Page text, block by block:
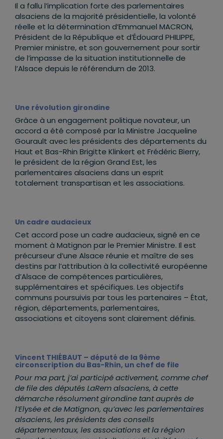
Il a fallu l’implication forte des parlementaires
alsaciens de la majorité présidentielle, la volonté
réelle et la détermination d’Emmanuel MACRON,
Président de la République et d’Édouard PHILIPPE,
Premier ministre, et son gouvernement pour sortir
de l’impasse de la situation institutionnelle de
l’Alsace depuis le référendum de 2013.
Une révolution girondine
Grâce à un engagement politique novateur, un
accord a été composé par la Ministre Jacqueline
Gourault avec les présidents des départements du
Haut et Bas-Rhin Brigitte Klinkert et Frédéric Bierry,
le président de la région Grand Est, les
parlementaires alsaciens dans un esprit
totalement transpartisan et les associations.
Un cadre audacieux
Cet accord pose un cadre audacieux, signé en ce
moment à Matignon par le Premier Ministre. Il est
précurseur d’une Alsace réunie et maître de ses
destins par l’attribution à la collectivité européenne
d’Alsace de compétences particulières,
supplémentaires et spécifiques. Les objectifs
communs poursuivis par tous les partenaires – État,
région, départements, parlementaires,
associations et citoyens sont clairement définis.
Vincent THIÉBAUT – député de la 9ème
circonscription du Bas-Rhin, un chef de file
Pour ma part, j’ai participé activement, comme chef
de file des députés LaRem alsaciens, à cette
démarche résolument girondine tant auprès de
l’Elysée et de Matignon, qu’avec les parlementaires
alsaciens, les présidents des conseils
départementaux, les associations et la région